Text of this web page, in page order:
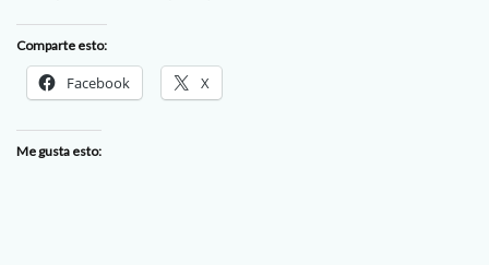
Comparte esto:
Facebook X
Me gusta esto: